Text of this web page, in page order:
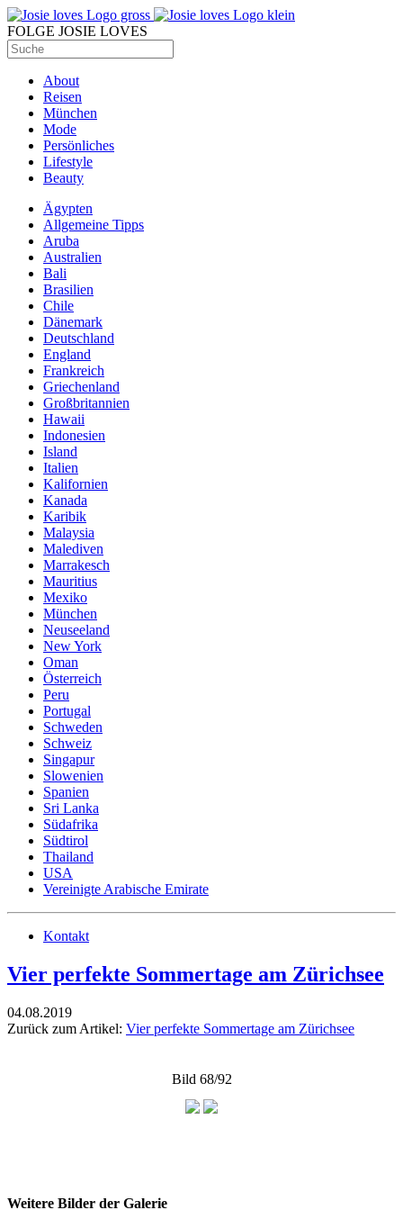
FOLGE JOSIE LOVES
About
Reisen
München
Mode
Persönliches
Lifestyle
Beauty
Ägypten
Allgemeine Tipps
Aruba
Australien
Bali
Brasilien
Chile
Dänemark
Deutschland
England
Frankreich
Griechenland
Großbritannien
Hawaii
Indonesien
Island
Italien
Kalifornien
Kanada
Karibik
Malaysia
Malediven
Marrakesch
Mauritius
Mexiko
München
Neuseeland
New York
Oman
Österreich
Peru
Portugal
Schweden
Schweiz
Singapur
Slowenien
Spanien
Sri Lanka
Südafrika
Südtirol
Thailand
USA
Vereinigte Arabische Emirate
Kontakt
Vier perfekte Sommertage am Zürichsee
04.08.2019
Zurück zum Artikel: Vier perfekte Sommertage am Zürichsee
Bild 68/92
Weitere Bilder der Galerie